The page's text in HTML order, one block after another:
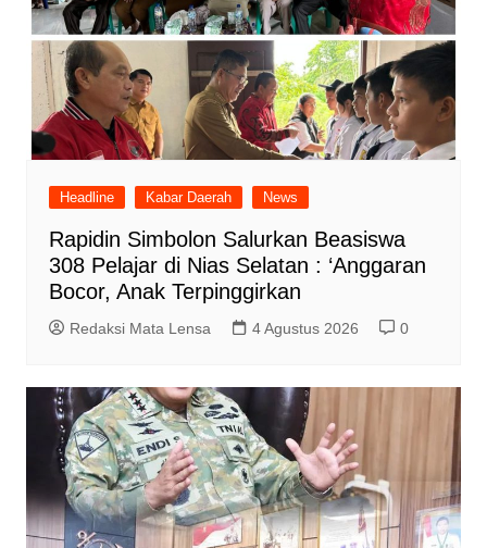
Headline Kabar Daerah News
Rapidin Simbolon Salurkan Beasiswa
308 Pelajar di Nias Selatan : ‘Anggaran
Bocor, Anak Terpinggirkan
Redaksi Mata Lensa 4 Agustus 2026 0